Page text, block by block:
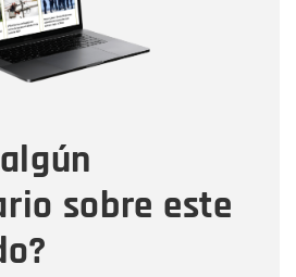
sobre este